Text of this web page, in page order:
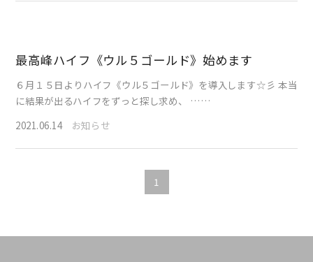
最高峰ハイフ《ウル５ゴールド》始めます
６月１５日よりハイフ《ウル５ゴールド》を導入します☆彡 本当
に結果が出るハイフをずっと探し求め、 ……
2021.06.14
お知らせ
1